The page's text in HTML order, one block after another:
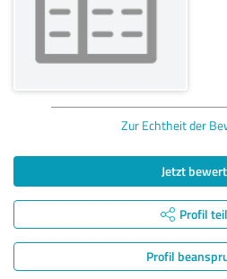
Zur Echtheit der
Jetzt
Profil
Profil